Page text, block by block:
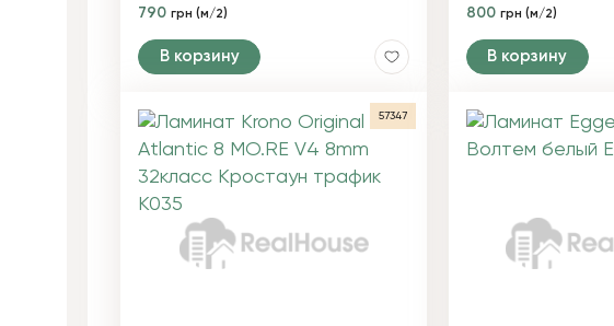
790 грн (м/2)
В корзину
800 грн (м/2)
В корзину
57347